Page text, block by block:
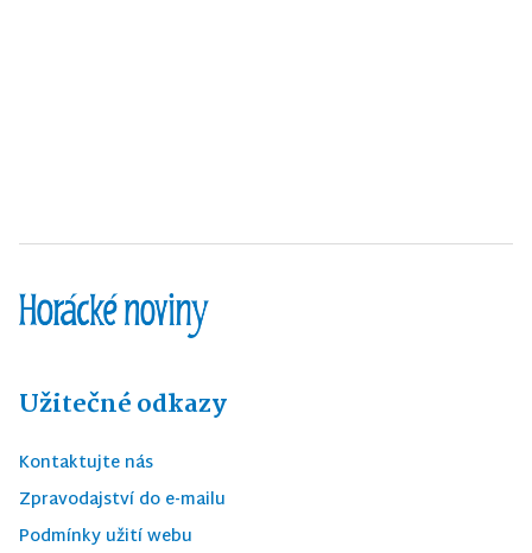
Užitečné odkazy
Kontaktujte nás
Zpravodajství do e-mailu
Podmínky užití webu